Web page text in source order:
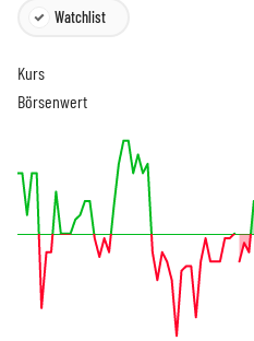
Watchlist
Kurs
Börsenwert